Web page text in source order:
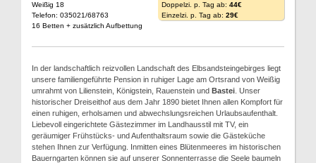
Weißig 18
Telefon: 035021/68763
16 Betten + zusätzlich Aufbettung
Doppelzi. p. Tag ab: 44€
Einzelzi. p. Tag ab: 29€
In der landschaftlich reizvollen Landschaft des Elbsandsteingebirges liegt
unsere familiengeführte Pension in ruhiger Lage am Ortsrand von Weißig
umrahmt von Lilienstein, Königstein, Rauenstein und Bastei . Unser
historischer Dreiseithof aus dem Jahr 1890 bietet Ihnen allen Kompfort für
einen ruhigen, erholsamen und abwechslungsreichen Urlaubsaufenthalt.
Liebevoll eingerichtete Gästezimmer im Landhausstil mit TV, ein
geräumiger Frühstücks- und Aufenthaltsraum sowie die Gästeküche
stehen Ihnen zur Verfügung. Inmitten eines Blütenmeeres im historischen
Bauerngarten können sie auf unserer Sonnenterrasse die Seele baumeln